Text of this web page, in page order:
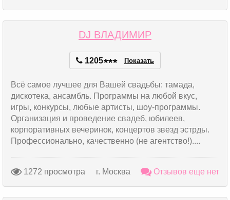
DJ ВЛАДИМИР
1205*** Показать
Всё самое лучшее для Вашей свадьбы: тамада,
дискотека, ансамбль. Программы на любой вкус,
игры, конкурсы, любые артисты, шоу-программы.
Организация и проведение свадеб, юбилеев,
корпоративных вечеринок, концертов звезд эстрды.
Профессионально, качественно (не агентство!)....
1272 просмотра г. Москва Отзывов еще нет